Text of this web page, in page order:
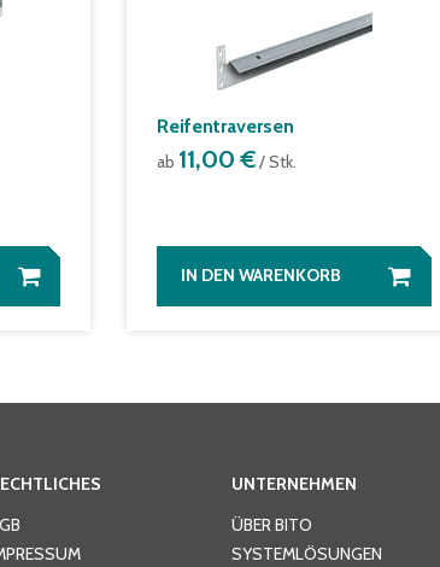
Reifentraversen
ab 11,00 €/ Stk.
IN DEN WARENKORB
UNTERNEHMEN
ÜBER BITO
SYSTEMLÖSUNGEN